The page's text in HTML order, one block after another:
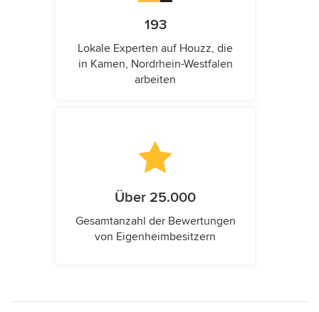
193
Lokale Experten auf Houzz, die
in Kamen, Nordrhein-Westfalen
arbeiten
Über 25.000
Gesamtanzahl der Bewertungen
von Eigenheimbesitzern